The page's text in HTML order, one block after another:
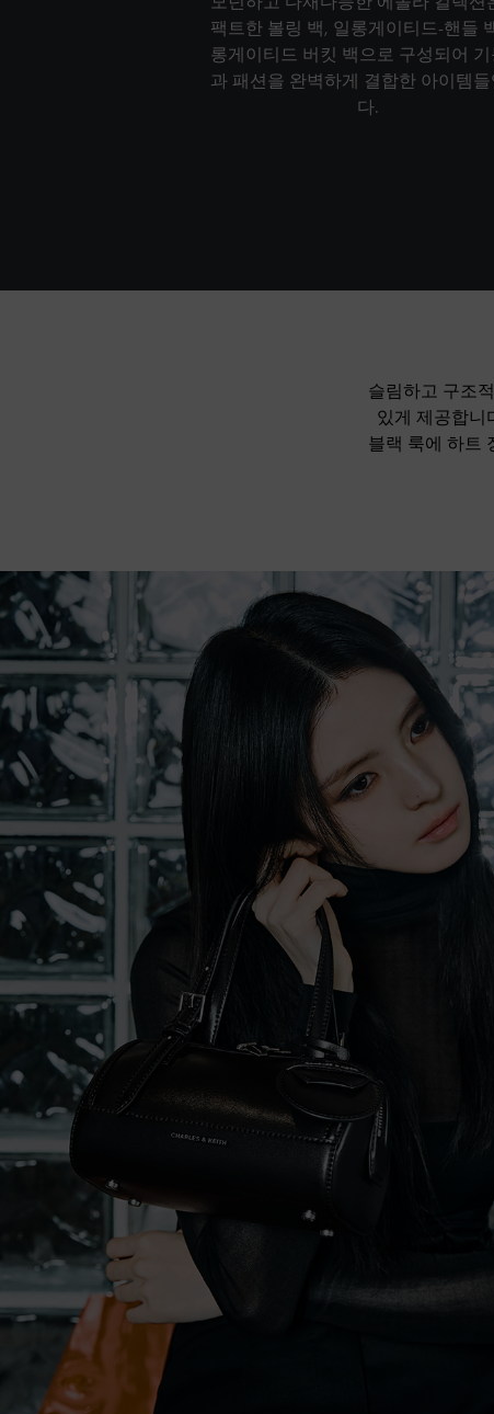
팩트한 볼링 백, 일롱게이티드-핸들
롱게이티드 버킷 백으로 구성되어 기
과 패션을 완벽하게 결합한 아이템들
다.
슬림하고 구조
있게 제공합니
블랙 룩에 하트